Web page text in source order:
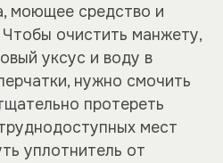
моющее средство и
очистить манжету,
уксус и воду в
нужно смочить
протереть
мест
уплотнитель от